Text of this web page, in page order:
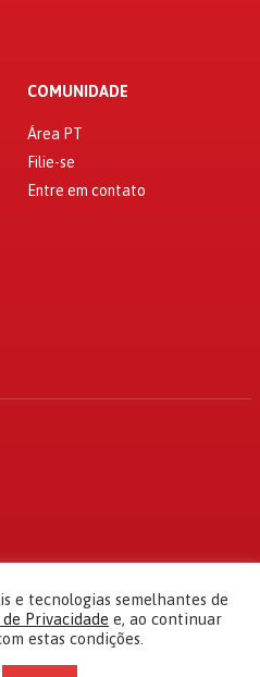
COMUNIDADE
Área PT
Filie-se
Entre em contato
os direitos reservados
e tecnologias semelhantes de
Privacidade e, ao continuar
estas condições.